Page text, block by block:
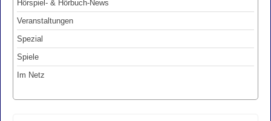
Hörspiel- & Hörbuch-News
Veranstaltungen
Spezial
Spiele
Im Netz